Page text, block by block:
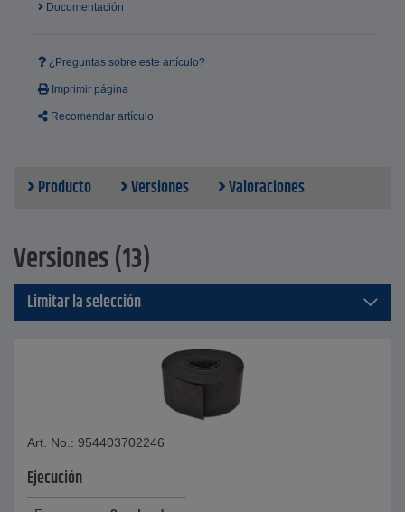
Documentación
¿Preguntas sobre este artículo?
Imprimir página
Recomendar artículo
Producto Versiones Valoraciones
Versiones (13)
Limitar la selección
Art. No.: 954403702246
Ejecución